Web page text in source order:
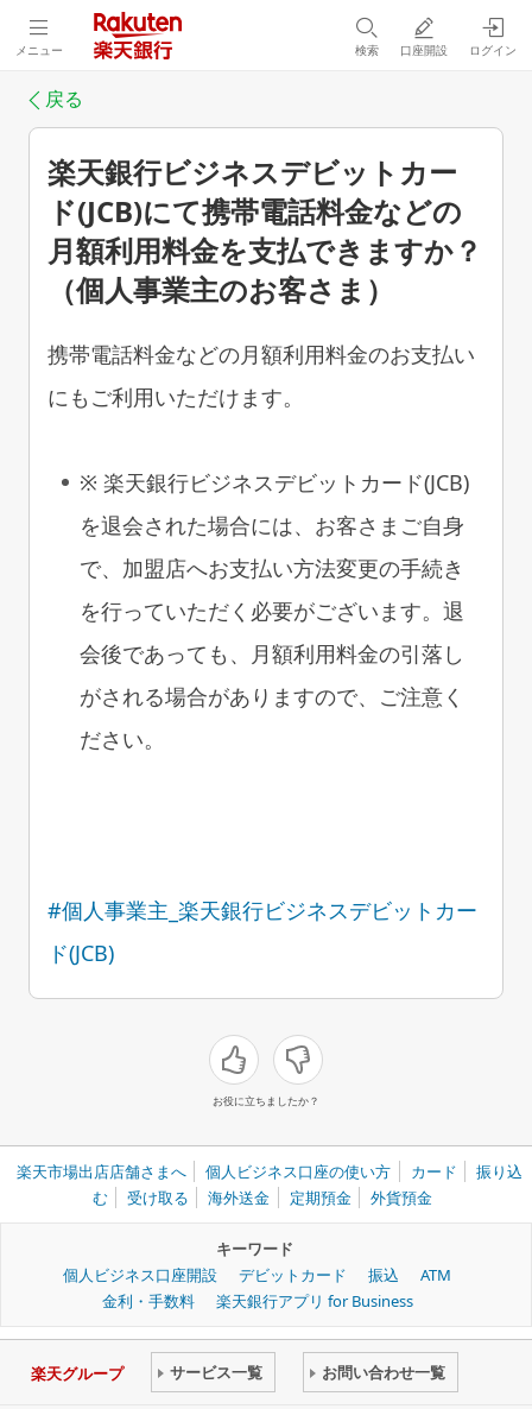
メニュー 検索 口座開設 ログイン
戻る
楽天銀行ビジネスデビットカー
ド(JCB)にて携帯電話料金などの
月額利用料金を支払できますか？
（個人事業主のお客さま）
携帯電話料金などの月額利用料金のお支払い
にもご利用いただけます。
※ 楽天銀行ビジネスデビットカード(JCB)
を退会された場合には、お客さまご自身
で、加盟店へお支払い方法変更の手続き
を行っていただく必要がございます。退
会後であっても、月額利用料金の引落し
がされる場合がありますので、ご注意く
ださい。
#個人事業主_楽天銀行ビジネスデビットカー
ド(JCB)
お役に立ちましたか？
楽天市場出店店舗さまへ 個人ビジネス口座の使い方 カード
振り込
む
受け取る 海外送金 定期預金 外貨預金
キーワード
個人ビジネス口座開設
デビットカード 振込
ATM
金利・手数料
楽天銀行アプリ for Business
楽天グループ サービス一覧 お問い合わせ一覧